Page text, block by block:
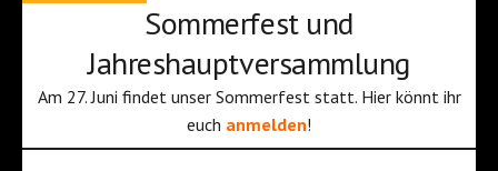
Sommerfest und
Jahreshauptversammlung
Am 27. Juni findet unser Sommerfest statt. Hier könnt ihr
euch anmelden!